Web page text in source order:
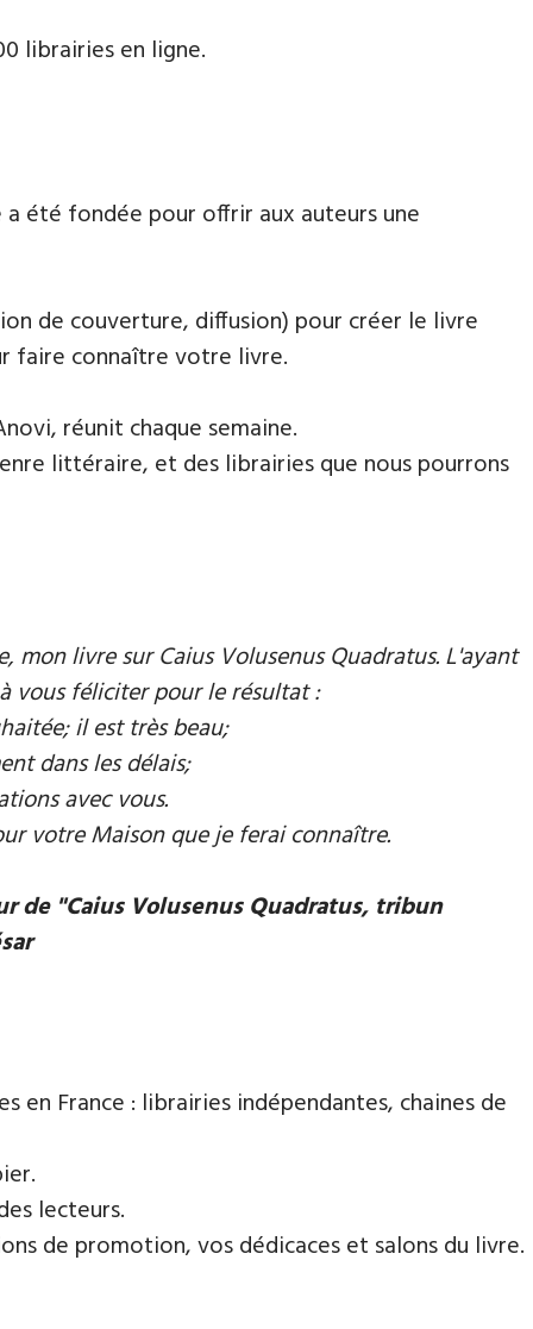
librairies en ligne.
été fondée pour offrir aux auteurs une
de couverture, diffusion) pour créer le livre
faire connaître votre livre.
réunit chaque semaine.
littéraire, et des librairies que nous pourrons
mon livre sur Caius Volusenus Quadratus. L'ayant
vous féliciter pour le résultat :
il est très beau;
dans les délais;
avec vous.
votre Maison que je ferai connaître.
de "Caius Volusenus Quadratus, tribun
France : librairies indépendantes, chaines de
lecteurs.
de promotion, vos dédicaces et salons du livre.